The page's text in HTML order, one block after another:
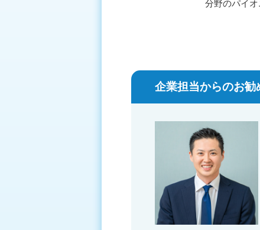
分野のパイオ
企業担当からのお勧